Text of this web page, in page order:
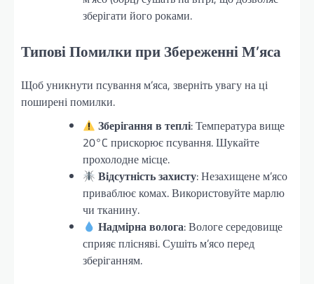
зберігати його роками.
Типові Помилки при Збереженні М’яса
Щоб уникнути псування м’яса, зверніть увагу на ці
поширені помилки.
Зберігання в теплі: Температура вище
20°C прискорює псування. Шукайте
прохолодне місце.
Відсутність захисту: Незахищене м’ясо
приваблює комах. Використовуйте марлю
чи тканину.
Надмірна волога: Вологе середовище
сприяє плісняві. Сушіть м’ясо перед
зберіганням.